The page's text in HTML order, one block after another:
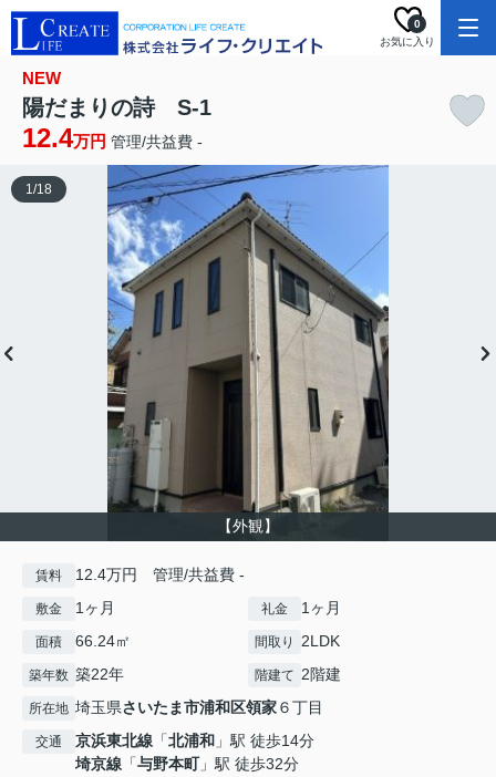
お気に入り
0
NEW
陽だまりの詩 S-1
12.4万円 管理/共益費 -
【外観】
1/18
賃料 12.4万円 管理/共益費 -
敷金 1ヶ月 礼金 1ヶ月
面積 66.24㎡ 間取り 2LDK
築年数 築22年 階建て 2階建
所在地 埼玉県さいたま市浦和区領家６丁目
交通 京浜東北線 「北浦和 」駅 徒歩14分
埼京線 「与野本町」駅 徒歩32分